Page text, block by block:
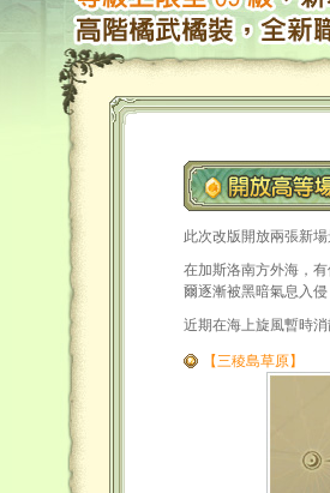
此次改版開放兩張新
在加斯洛南方外海，
爾逐漸被黑暗氣息入
近期在海上旋風暫時
【三稜島草原】